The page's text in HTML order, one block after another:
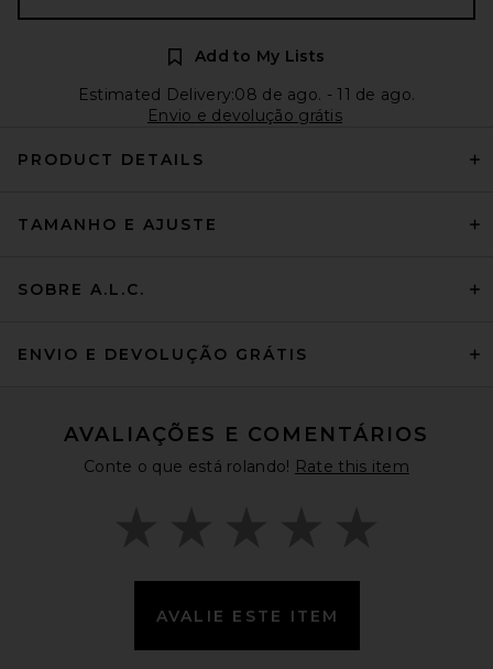
Add to My Lists
Estimated Delivery:08 de ago. - 11 de ago.
Envio e devolução grátis
PRODUCT DETAILS
TAMANHO E AJUSTE
SOBRE A.L.C.
ENVIO E DEVOLUÇÃO GRÁTIS
AVALIAÇÕES E COMENTÁRIOS
Conte o que está rolando! Rate this item
AVALIE ESTE ITEM